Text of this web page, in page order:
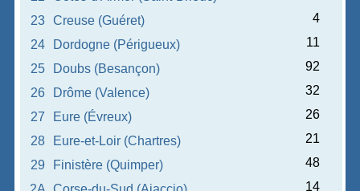
23
Creuse (Guéret)
4
24
Dordogne (Périgueux)
11
25
Doubs (Besançon)
92
26
Drôme (Valence)
32
27
Eure (Évreux)
26
28
Eure-et-Loir (Chartres)
21
29
Finistère (Quimper)
48
14